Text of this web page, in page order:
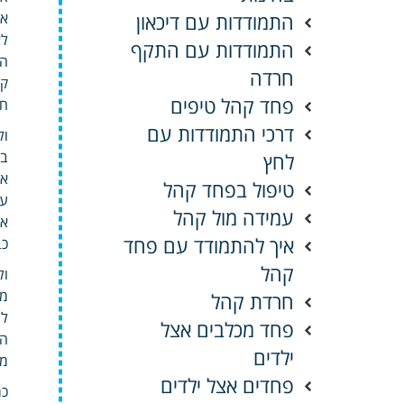
התמודדות עם דיכאון
התמודדות עם התקף
חרדה
פחד קהל טיפים
דרכי התמודדות עם
לחץ
טיפול בפחד קהל
עמידה מול קהל
איך להתמודד עם פחד
קהל
חרדת קהל
פחד מכלבים אצל
ילדים
פחדים אצל ילדים